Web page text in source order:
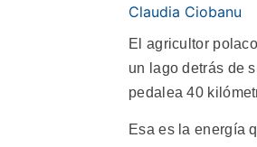
Claudia Ciobanu
El agricultor
un lago detrás de
pedalea 40
Esa es la energía